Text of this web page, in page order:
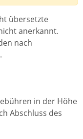
übersetzte
anerkannt.
nach
in der Höhe
Abschluss des